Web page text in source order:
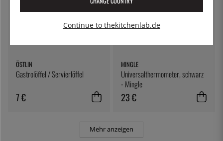
ÖSTLIN
Gastrolöffel / Servierlöffel
7 €
MINGLE
Universalthermometer, schwarz
- Mingle
23 €
Mehr anzeigen
Continue to thekitchenlab.de